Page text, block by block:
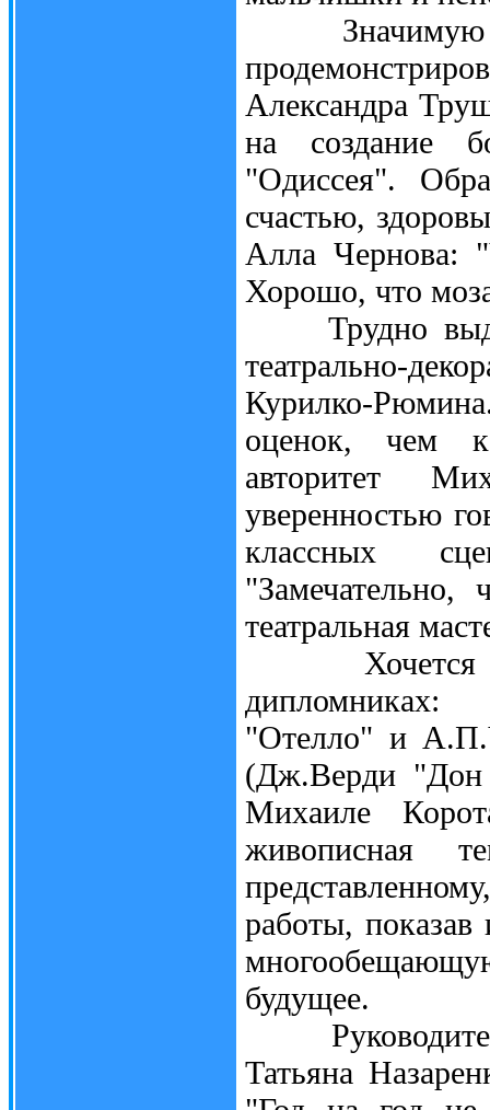
Значимую
Александра
на создание
"Одиссея".
счастью,
Алла Чернова:
Хорошо, что
Трудно
театрально-
Курилко-
оценок, чем
авторитет
уверенностью
классных
театральная
Хочется
"Отелло" и
(Дж.Верди
Михаиле
живописная
работы, показав
будущее.
Татьяна